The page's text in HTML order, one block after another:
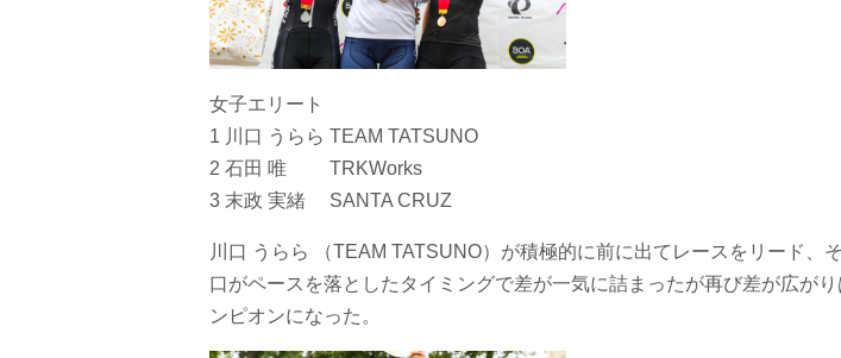
女子エリート
1 川口 うらら TEAM TATSUNO
2 石田 唯 TRKWorks
3 末政 実緒 SANTA CRUZ
川口 うらら （TEAM TATSUNO）が積極的に前に出てレースをリード、
口がペースを落としたタイミングで差が一気に詰まったが再び差が広が
ンピオンになった。